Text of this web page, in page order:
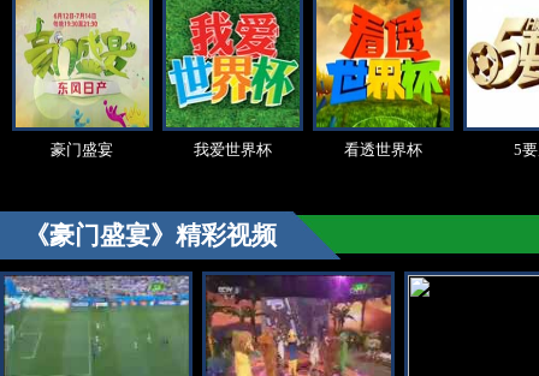
豪门盛宴 我爱世界杯 看透世界杯 5
《豪门盛宴》精彩视频